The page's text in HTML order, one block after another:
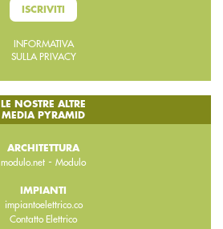
ISCRIVITI
INFORMATIVA
SULLA PRIVACY
LE NOSTRE ALTRE
MEDIA PYRAMID
ARCHITETTURA
modulo.net - Modulo
IMPIANTI
impiantoelettrico.co
Contatto Elettrico